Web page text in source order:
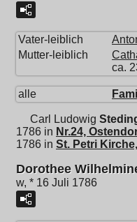
Vater-leiblich
Mutter-leiblich
ca.
alle
Carl Ludowig
1786 in Nr.24,
1786 in St. Petri
Dorothee
w, * 16 Juli 1786